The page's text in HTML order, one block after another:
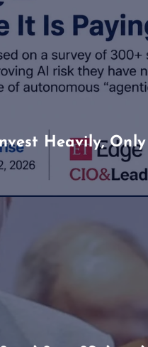
Heavily, Only